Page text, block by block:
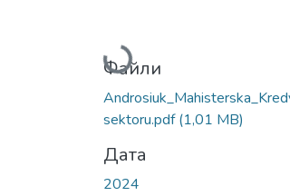
Вантажиться...
Файли
sektoru.pdf(1,01 MB)
Дата
2024